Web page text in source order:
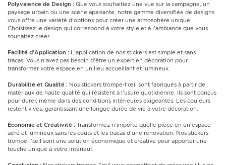
Polyvalence de Design : Que vous souhaitiez une vue sur la campagne, un
paysage urbain ou une scène apaisante, notre gamme diversifiée de designs
vous offre une variété d'options pour créer une atmosphère unique.
Choisissez le design qui correspond à votre style et à l'ambiance que vous
souhaitez créer.
Facilité d'Application : L'application de nos stickers est simple et sans
tracas. Vous n'avez pas besoin d'être un expert en décoration pour
transformer votre espace en un lieu accueillant et lumineux.
Durabilité et Qualité : Nos stickers trompe-l'œil sont fabriqués à partir de
matériaux de haute qualité qui résistent à l'usure quotidienne. Ils sont conçus
pour durer, même dans des conditions intérieures exigeantes. Les couleurs
restent vives, garantissant une longue durée de vie à votre décoration.
Économie et Créativité : Transformez n'importe quelle pièce en un espace
aéré et lumineux sans les coûts et les tracas d'une rénovation. Nos stickers
trompe-l'œil sont une solution économique et créative pour apporter une
touche unique à votre intérieur.